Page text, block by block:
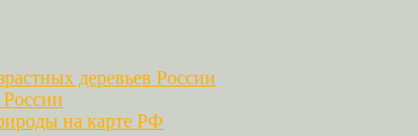
деревьев России
России
на карте РФ